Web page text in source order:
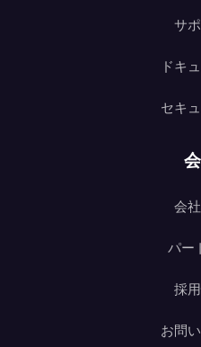
サ
ドキ
セキ
会
パー
採
お問